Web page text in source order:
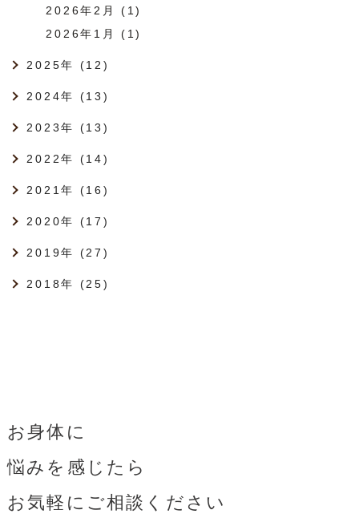
2026年2月 (1)
2026年1月 (1)
2025年 (12)
2024年 (13)
2023年 (13)
2022年 (14)
2021年 (16)
2020年 (17)
2019年 (27)
2018年 (25)
お身体に
悩みを感じたら
お気軽にご相談ください